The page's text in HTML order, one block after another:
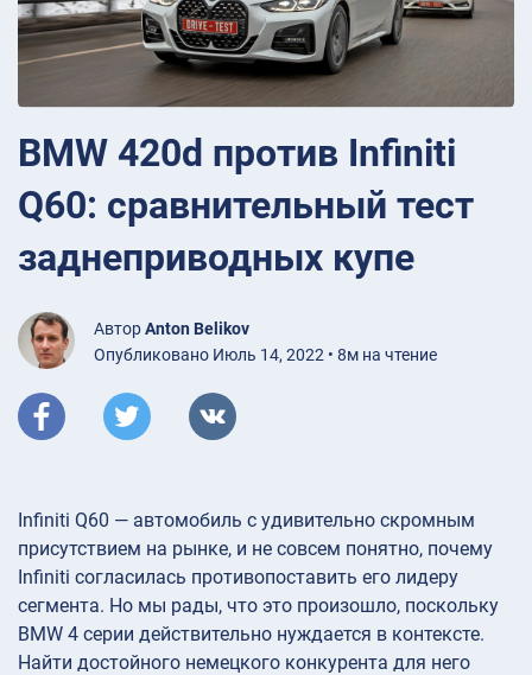
BMW 420d против Infiniti
Q60: сравнительный тест
заднеприводных купе
АвторAnton Belikov
Опубликовано Июль 14, 2022 • 8м на чтение
Infiniti Q60 — автомобиль с удивительно скромным
присутствием на рынке, и не совсем понятно, почему
Infiniti согласилась противопоставить его лидеру
сегмента. Но мы рады, что это произошло, поскольку
BMW 4 серии действительно нуждается в контексте.
Найти достойного немецкого конкурента для него